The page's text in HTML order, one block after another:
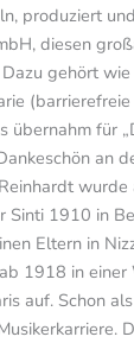
produziert
diesen
gehört
übernahm für
an
wurde
Sinti 1910 in
Eltern in
1918 in
auf. Schon